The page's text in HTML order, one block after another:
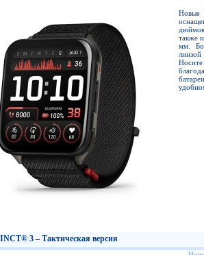
также
мм.
3 – Тактическая версия